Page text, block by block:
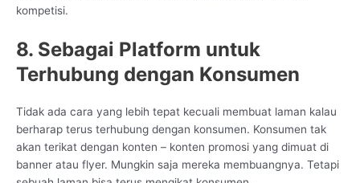
kompetisi.
8. Sebagai Platform untuk
Terhubung dengan Konsumen
Tidak ada cara yang lebih tepat kecuali membuat laman kalau
berharap terus terhubung dengan konsumen. Konsumen tak
akan terikat dengan konten – konten promosi yang dimuat di
banner atau flyer. Mungkin saja mereka membuangnya. Tetapi